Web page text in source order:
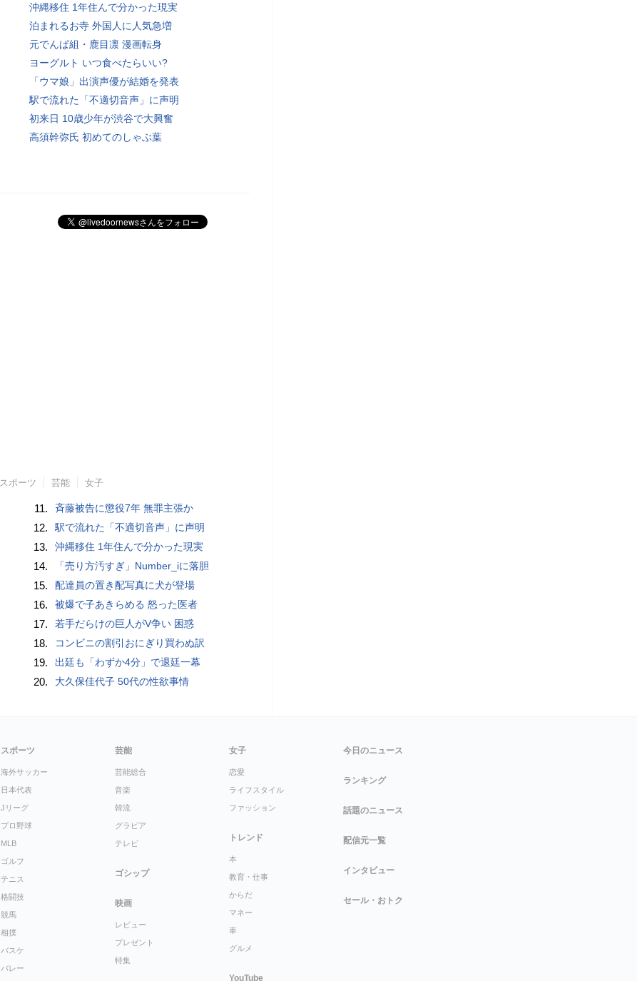
沖縄移住 1年住んで分かった現実
泊まれるお寺 外国人に人気急増
元でんぱ組・鹿目凛 漫画転身
ヨーグルト いつ食べたらいい?
「ウマ娘」出演声優が結婚を発表
駅で流れた「不適切音声」に声明
初来日 10歳少年が渋谷で大興奮
高須幹弥氏 初めてのしゃぶ葉
スポーツ 芸能 女子
11. 斉藤被告に懲役7年 無罪主張か
12. 駅で流れた「不適切音声」に声明
13. 沖縄移住 1年住んで分かった現実
14. 「売り方汚すぎ」Number_iに落胆
15. 配達員の置き配写真に犬が登場
16. 被爆で子あきらめる 怒った医者
17. 若手だらけの巨人がV争い 困惑
18. コンビニの割引おにぎり買わぬ訳
19. 出廷も「わずか4分」で退廷一幕
20. 大久保佳代子 50代の性欲事情
スポーツ
海外サッカー
日本代表
Jリーグ
プロ野球
MLB
ゴルフ
テニス
格闘技
競馬
相撲
バスケ
バレー
芸能
芸能総合
音楽
韓流
グラビア
テレビ
ゴシップ
映画
レビュー
プレゼント
特集
女子
恋愛
ライフスタイル
ファッション
トレンド
本
教育・仕事
からだ
マネー
車
グルメ
YouTube
今日のニュース
ランキング
話題のニュース
配信元一覧
インタビュー
セール・おトク